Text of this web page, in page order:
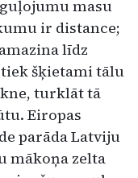
masu
ir distance;
līdz
šķietami tālu
turklāt tā
Eiropas
parāda Latviju
mākoņa zelta